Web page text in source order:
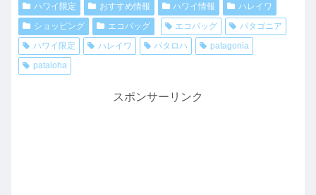
ハワイ限定 おすすめ情報 ハワイ情報
ハレイワ
ショッピング
エコバッグ エコバッグ
パタゴニア
ハワイ限定
ハレイワ パタロハ
patagonia
pataloha
スポンサーリンク